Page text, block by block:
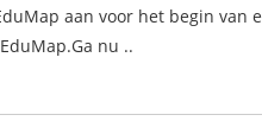
aan voor het begin van
nu ..